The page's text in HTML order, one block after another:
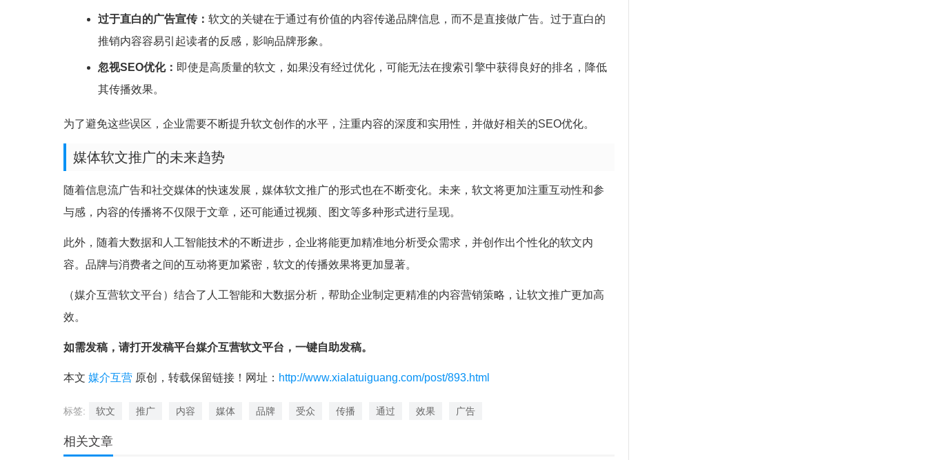
过于直白的广告宣传： 软文的关键在于通过有价值的内容传递品牌信息，而不是直接做广告。过于直白的
推销内容容易引起读者的反感，影响品牌形象。
忽视SEO优化： 即使是高质量的软文，如果没有经过优化，可能无法在搜索引擎中获得良好的排名，降低
其传播效果。
为了避免这些误区，企业需要不断提升软文创作的水平，注重内容的深度和实用性，并做好相关的SEO优化。
媒体软文推广的未来趋势
随着信息流广告和社交媒体的快速发展，媒体软文推广的形式也在不断变化。未来，软文将更加注重互动性和参
与感，内容的传播将不仅限于文章，还可能通过视频、图文等多种形式进行呈现。
此外，随着大数据和人工智能技术的不断进步，企业将能更加精准地分析受众需求，并创作出个性化的软文内
容。品牌与消费者之间的互动将更加紧密，软文的传播效果将更加显著。
（媒介互营软文平台）结合了人工智能和大数据分析，帮助企业制定更精准的内容营销策略，让软文推广更加高
效。
如需发稿，请打开发稿平台媒介互营软文平台，一键自助发稿。
本文 媒介互营 原创，转载保留链接！网址： http://www.xialatuiguang.com/post/893.html
标签: 软文 推广 内容 媒体 品牌 受众 传播 通过 效果 广告
相关文章